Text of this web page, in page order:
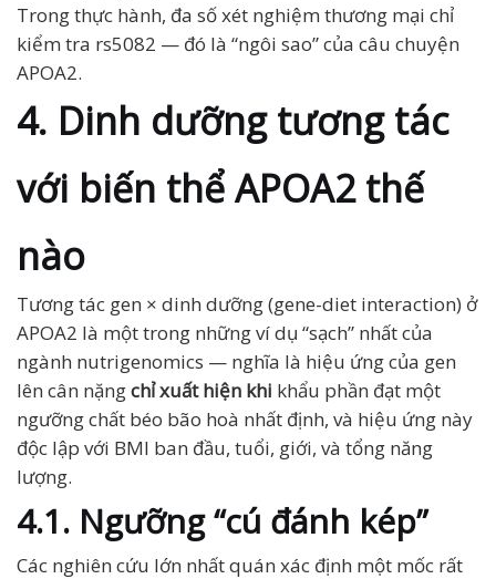
Trong thực hành, đa số xét nghiệm thương mại chỉ
kiểm tra rs5082 — đó là “ngôi sao” của câu chuyện
APOA2.
4. Dinh dưỡng tương tác
với biến thể APOA2 thế
nào
Tương tác gen × dinh dưỡng (gene-diet interaction) ở
APOA2 là một trong những ví dụ “sạch” nhất của
ngành nutrigenomics — nghĩa là hiệu ứng của gen
lên cân nặngchỉ xuất hiện khi khẩu phần đạt một
ngưỡng chất béo bão hoà nhất định, và hiệu ứng này
độc lập với BMI ban đầu, tuổi, giới, và tổng năng
lượng.
4.1. Ngưỡng “cú đánh kép”
Các nghiên cứu lớn nhất quán xác định một mốc rất